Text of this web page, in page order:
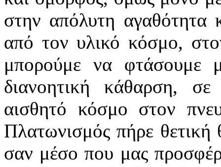
στην απόλυτη αγαθότητα
από τον υλικό κόσμο,
μπορούμε να φτάσουμε
διανοητική κάθαρση,
αισθητό κόσμο στον
Πλατωνισμός πήρε θετική
σαν μέσο που μας